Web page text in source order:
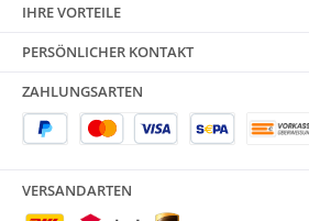
IHRE VORTEILE
PERSÖNLICHER KONTAKT
ZAHLUNGSARTEN
VERSANDARTEN